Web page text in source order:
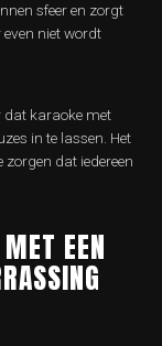
sfeer en zorgt
niet wordt
dat karaoke met
in te lassen. Het
dat iedereen
EEN